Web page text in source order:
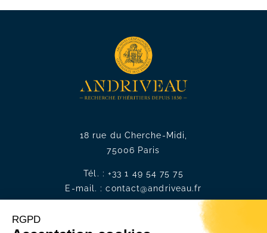
18 rue du Cherche-Midi,
75006 Paris
Tél. : +33 1 49 54 75 75
E-mail. :contact@andriveau.fr
Recrutement